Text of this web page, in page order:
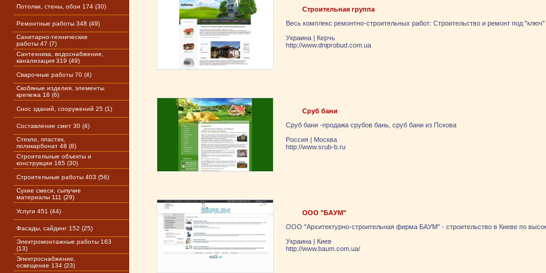
Потолки, стены, обои 174 (30)
Ремонтные работы 348 (49)
Санитарно-технические
работы 47 (7)
Сантехника, водоснабжение,
канализация 319 (49)
Сварочные работы 70 (4)
Скобяные изделия, элементы
крепежа 18 (6)
Снос зданий, сооружений 25 (1)
Составление смет 30 (4)
Стекло, пластик,
поликарбонат 48 (8)
Строительные объекты и
конструкции 165 (30)
Строительные работы 403 (56)
Сухие смеси, сыпучие
материалы 111 (29)
Услуги 451 (44)
Фасады, сайдинг 152 (25)
Электромонтажные работы 163
(13)
Электроснабжение,
освещение 134 (23)
Строительная группа
Весь комплекс ремонтно-строительных работ: Строительство и ремонт под "ключ"
Украина | Керчь
http://www.dniprobud.com.ua
Сруб бани
Сруб бани -продажа срубов бань, сруб бани из Пскова
Россия | Москва
http://www.srub-b.ru
ООО "БАУМ"
ООО "Архитектурно-строительная фирма БАУМ" - строительство в Киеве по
Украина | Киев
http://www.baum.com.ua/